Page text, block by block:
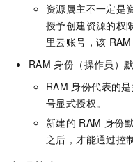
资源属主不一定是
授予创建资源的权
里云账号，该 RAM
RAM 身份（操作员）
RAM 身份代表的
号显式授权。
新建的 RAM 身份
之后，才能通过控